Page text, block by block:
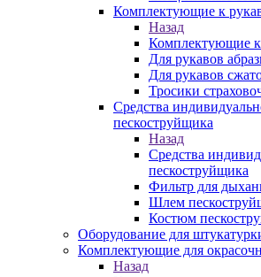
Комплектующие к
Назад
Комплектующие
Для рукавов
Для рукавов
Тросики
Средства
пескоструйщика
Назад
Средства
пескоструйщика
Фильтр для
Шлем
Костюм
Оборудование для
Комплектующие для
Назад